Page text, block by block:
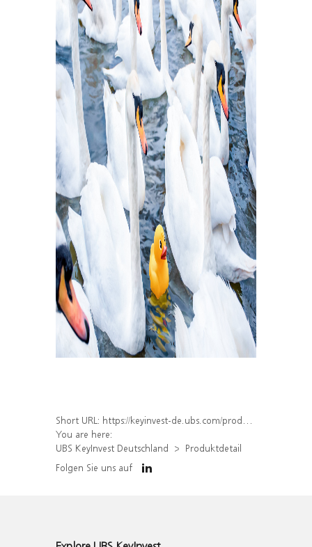
Short URL: https://keyinvest-de.ubs.com/produkt/detail/index/isin/DE000WA6MU45
You are here:
UBS KeyInvest Deutschland
Produktdetail
Folgen Sie uns auf